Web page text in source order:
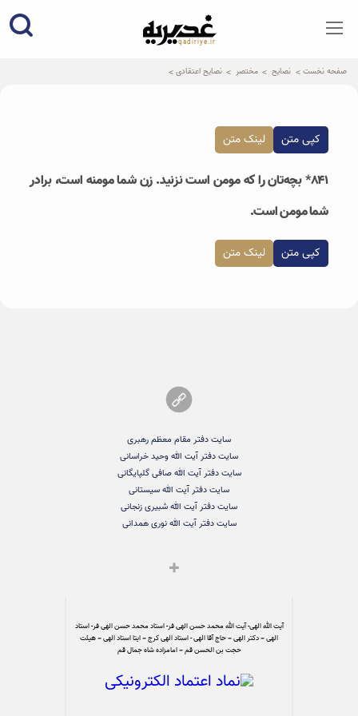
qadiriye.ir
نشریه ی غدیریه-بیانات استاد
صفحه نخست نصایح مختصر نصایح اعتقادی
کپی متن لینک متن
۸۴۱* بچه‌تان را که مومن است نزنید. زن شما مومنه است، برادر
شما مومن است.
کپی متن لینک متن
سایت دفتر مقام معظم رهبری
سایت دفتر آیت الله وحید خراسانی
سایت دفتر آیت الله صافی گلپایگانی
سایت دفتر آیت الله سیستانی
سایت دفتر آیت الله شبیری زنجانی
سایت دفتر آیت الله نوری همدانی
آیت الله الهی- آیت الله محمد حسن الهی فر- استاد محمد حسن الهی فر- استاد
الهی – دکتر الهی – حاج آقا الهی - استاد الهی کرج – ایتا استاد الهی – هیئت
حجت بن الحسن قم – امامزاده شاه جمال قم